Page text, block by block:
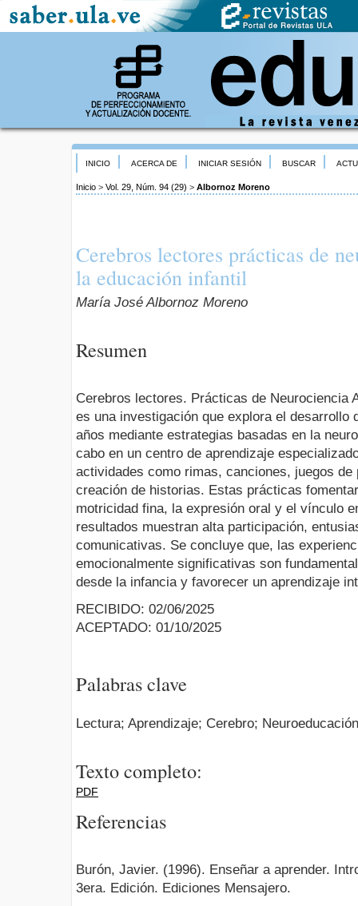
INICIO ACERCA DE INICIAR SESIÓN BUSCAR
Inicio > Vol. 29, Núm. 94 (29) > Albornoz Moreno
Cerebros lectores prácticas de
la educación infantil
María José Albornoz Moreno
Resumen
Cerebros lectores. Prácticas de Neurociencia
es una investigación que explora el desarrollo
años mediante estrategias basadas en la
cabo en un centro de aprendizaje
actividades como rimas, canciones, juegos
creación de historias. Estas prácticas
motricidad fina, la expresión oral y el vínculo
resultados muestran alta participación,
comunicativas. Se concluye que, las
emocionalmente significativas son
desde la infancia y favorecer un aprendizaje
RECIBIDO: 02/06/2025
ACEPTADO: 01/10/2025
Palabras clave
Lectura; Aprendizaje; Cerebro; Neuroeducación
Texto completo:
PDF
Referencias
Burón, Javier. (1996). Enseñar a aprender.
3era. Edición. Ediciones Mensajero.